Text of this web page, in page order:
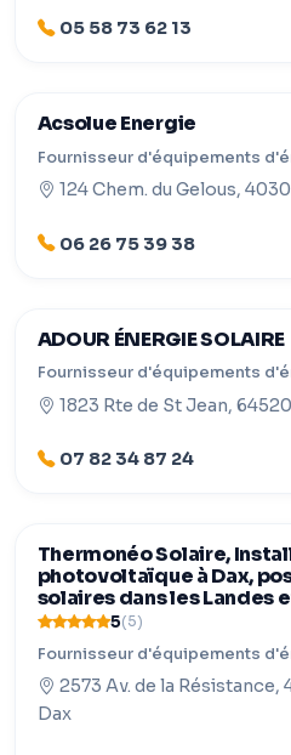
05 58 73 62 13
Acsolue Energie
Fournisseur d'équipements
124 Chem. du Gelous,
06 26 75 39 38
ADOUR ÉNERGIE SOLAIRE
Fournisseur d'équipements
1823 Rte de St Jean,
07 82 34 87 24
Thermonéo Solaire,
photovoltaïque à Dax,
solaires dans les Landes
5(5)
Fournisseur d'équipements
2573 Av. de la
Dax